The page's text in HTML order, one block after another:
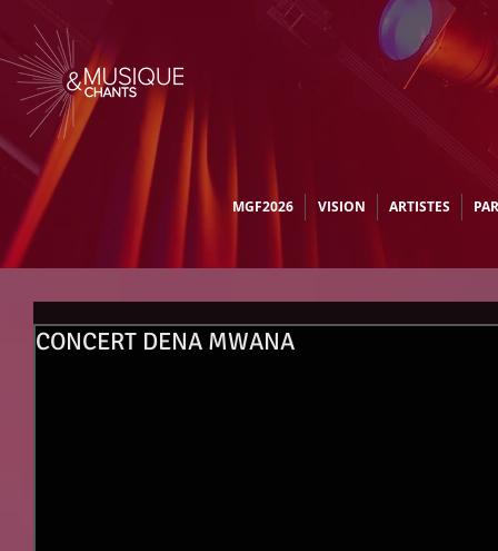
MGF2026 VISION ARTISTES
CONCERT DENA MWANA